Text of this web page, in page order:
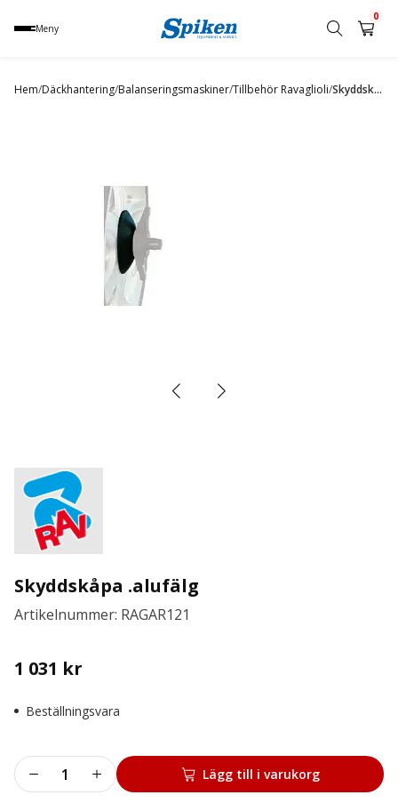
Meny
namn,
0
Hem/Däckhantering/Balanseringsmaskiner/Tillbehör Ravaglioli/ Skyddskåpa .alufälg
Skyddskåpa .alufälg
Artikelnummer: RAGAR121
1 031 kr
Beställningsvara
Skyddskåpa
.alufälg
Lägg till i varukorg